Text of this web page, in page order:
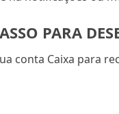
PARA
conta Caixa para